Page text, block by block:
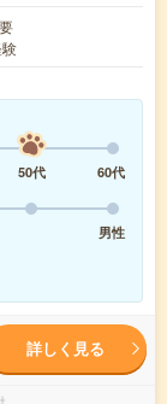
50代
60代
男性
詳しく見る